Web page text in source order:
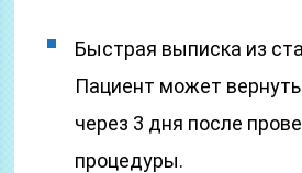
Быстрая выписка из
Пациент может
через 3 дня после
процедуры.